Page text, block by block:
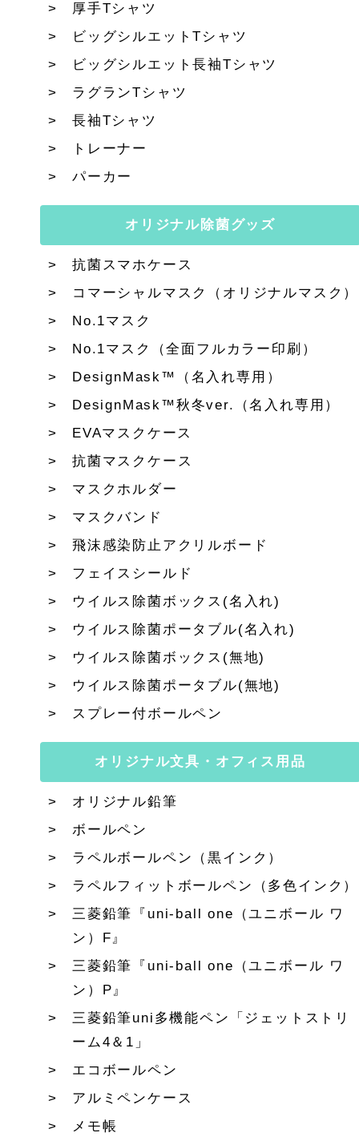
厚手Tシャツ
ビッグシルエットTシャツ
ビッグシルエット長袖Tシャツ
ラグランTシャツ
長袖Tシャツ
トレーナー
パーカー
オリジナル除菌グッズ
抗菌スマホケース
コマーシャルマスク（オリジナルマスク）
No.1マスク
No.1マスク（全面フルカラー印刷）
DesignMask™（名入れ専用）
DesignMask™秋冬ver.（名入れ専用）
EVAマスクケース
抗菌マスクケース
マスクホルダー
マスクバンド
飛沫感染防止アクリルボード
フェイスシールド
ウイルス除菌ボックス(名入れ)
ウイルス除菌ポータブル(名入れ)
ウイルス除菌ボックス(無地)
ウイルス除菌ポータブル(無地)
スプレー付ボールペン
オリジナル文具・オフィス用品
オリジナル鉛筆
ボールペン
ラペルボールペン（黒インク）
ラペルフィットボールペン（多色インク）
三菱鉛筆『uni-ball one（ユニボール ワ
ン）F』
三菱鉛筆『uni-ball one（ユニボール ワ
ン）P』
三菱鉛筆uni多機能ペン「ジェットストリ
ーム4＆1」
エコボールペン
アルミペンケース
メモ帳